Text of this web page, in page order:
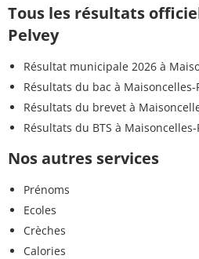
Tous les résultats
Pelvey
Résultat municipale 2026 à
Résultats du bac à Maisoncelles-
Résultats du brevet à
Résultats du BTS à Maisoncelles-
Nos autres services
Prénoms
Ecoles
Crèches
Calories